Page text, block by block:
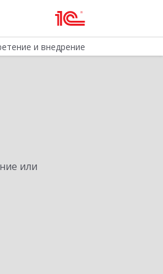
и внедрение
или